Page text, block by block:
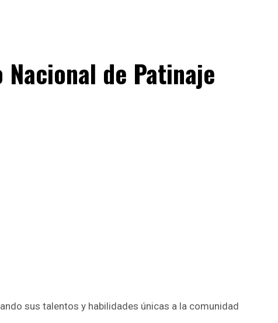
de Patinaje
sus talentos y habilidades únicas a la comunidad